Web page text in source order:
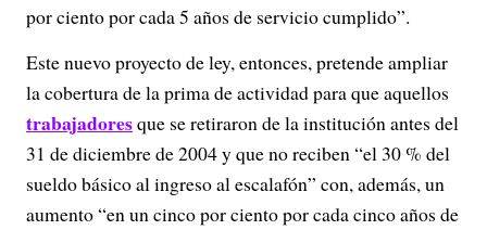
por ciento por cada 5 años de servicio cumplido”.
Este nuevo proyecto de ley, entonces, pretende ampliar
la cobertura de la prima de actividad para que aquellos
trabajadoresque se retiraron de la institución antes del
31 de diciembre de 2004 y que no reciben “el 30 % del
sueldo básico al ingreso al escalafón” con, además, un
aumento “en un cinco por ciento por cada cinco años de